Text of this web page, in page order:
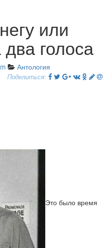
или
голоса
Антология
Поделиться:
Это было время